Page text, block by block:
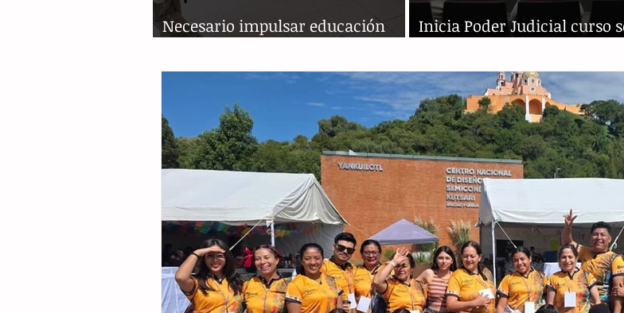
Necesario impulsar educación
Inicia Poder Judicial curso